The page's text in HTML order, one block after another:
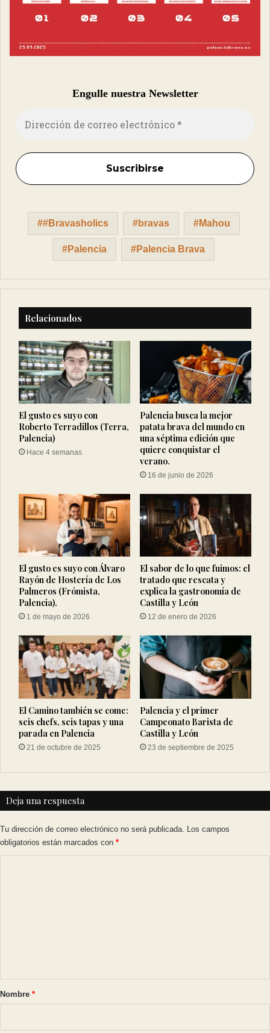
Engulle nuestra Newsletter
#Bravasholics bravas Mahou
Palencia Palencia Brava
Relacionados
El gusto es suyo con
Roberto Terradillos (Terra,
Palencia)
Hace 4 semanas
Palencia busca la mejor
patata brava del mundo en
una séptima edición que
quiere conquistar el
verano.
16 de junio de 2026
El gusto es suyo con Álvaro
Rayón de Hostería de Los
Palmeros (Frómista,
Palencia).
1 de mayo de 2026
El sabor de lo que fuimos: el
tratado que rescata y
explica la gastronomía de
Castilla y León
12 de enero de 2026
El Camino también se come:
seis chefs, seis tapas y una
parada en Palencia
21 de octubre de 2025
Palencia y el primer
Campeonato Barista de
Castilla y León
23 de septiembre de 2025
Deja una respuesta
Tu dirección de correo electrónico no será publicada. Los campos
obligatorios están marcados con *
r
Nombre *